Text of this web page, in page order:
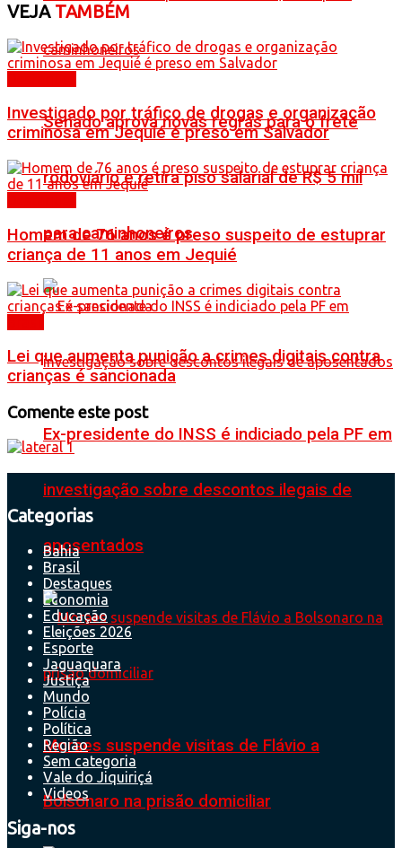
Senado aprova novas regras para o frete
rodoviário e retira piso salarial de R$ 5 mil
para caminhoneiros
Ex-presidente do INSS é indiciado pela PF em
investigação sobre descontos ilegais de
aposentados
Moraes suspende visitas de Flávio a
Bolsonaro na prisão domiciliar
VEJATAMBÉM
Investigado por tráfico de drogas e organização
criminosa em Jequié é preso em Salvador
Homem de 76 anos é preso suspeito de estuprar
criança de 11 anos em Jequié
Lei que aumenta punição a crimes digitais contra
crianças é sancionada
Comente este post
Categorias
Bahia
Brasil
Destaques
Economia
Educação
Eleições 2026
Esporte
Jaguaquara
Justiça
Mundo
Polícia
Política
Região
Sem categoria
Vale do Jiquiriçá
Videos
Siga-nos